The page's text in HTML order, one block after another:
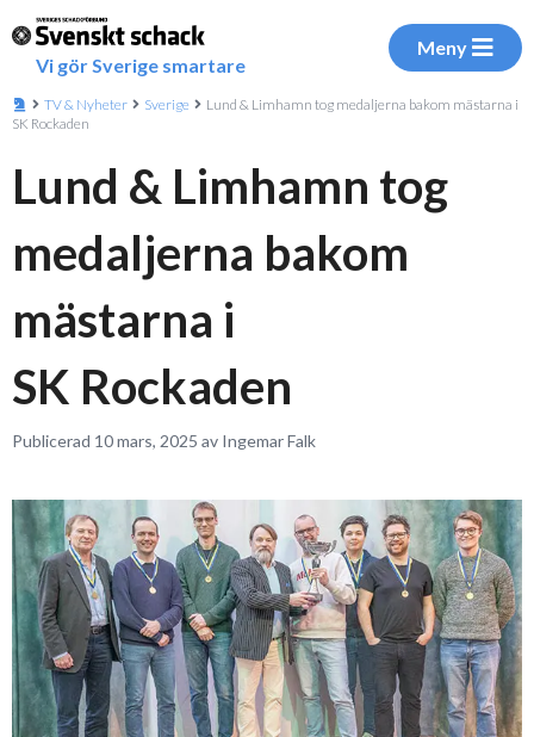
Vi gör Sverige smartare
Meny
TV & Nyheter Sverige
Lund & Limhamn tog medaljerna bakom mästarna i
SK Rockaden
Lund & Limhamn tog
medaljerna bakom
mästarna i
SK Rockaden
Publicerad 10 mars, 2025 av Ingemar Falk